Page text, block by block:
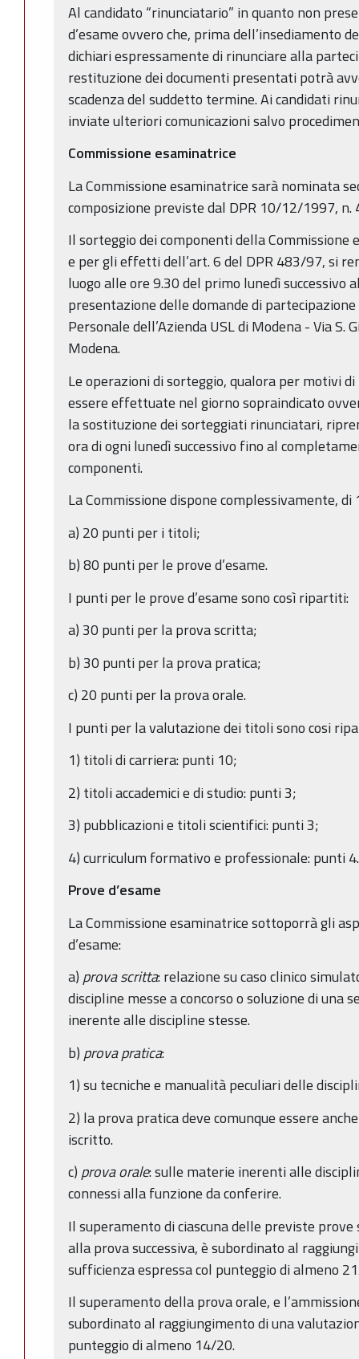
Al candidato “rinunciatario” in quanto non
d’esame ovvero che, prima dell’insediamento
dichiari espressamente di rinunciare alla
restituzione dei documenti presentati potrà
scadenza del suddetto termine. Ai candidati
inviate ulteriori comunicazioni salvo
Commissione esaminatrice
La Commissione esaminatrice sarà nominata
composizione previste dal DPR 10/12/1997, n.
Il sorteggio dei componenti della Commissione
e per gli effetti dell’art. 6 del DPR 483/97, si
luogo alle ore 9.30 del primo lunedì successivo
presentazione delle domande di
Personale dell’Azienda USL di Modena - Via S.
Modena.
Le operazioni di sorteggio, qualora per motivi
essere effettuate nel giorno sopraindicato
la sostituzione dei sorteggiati rinunciatari,
ora di ogni lunedì successivo fino al
componenti.
La Commissione dispone complessivamente,
a) 20 punti per i titoli;
b) 80 punti per le prove d’esame.
I punti per le prove d’esame sono così ripartiti:
a) 30 punti per la prova scritta;
b) 30 punti per la prova pratica;
c) 20 punti per la prova orale.
I punti per la valutazione dei titoli sono cosi
1) titoli di carriera: punti 10;
2) titoli accademici e di studio: punti 3;
3) pubblicazioni e titoli scientifici: punti 3;
4) curriculum formativo e professionale: punti 4.
Prove d’esame
La Commissione esaminatrice sottoporrà gli
d’esame:
a) prova scritta: relazione su caso clinico
discipline messe a concorso o soluzione di una
inerente alle discipline stesse.
b) prova pratica:
1) su tecniche e manualità peculiari delle
2) la prova pratica deve comunque essere
iscritto.
c) prova orale: sulle materie inerenti alle
connessi alla funzione da conferire.
Il superamento di ciascuna delle previste
alla prova successiva, è subordinato al
sufficienza espressa col punteggio di almeno
Il superamento della prova orale, e
subordinato al raggiungimento di una
punteggio di almeno 14/20.